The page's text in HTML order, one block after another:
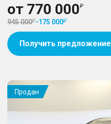
от 770 000
945 000 -175 000
Получить предложение
Продан